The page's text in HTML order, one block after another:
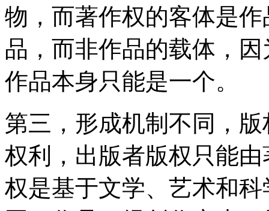
物，而著作权的客体是
品，而非作品的载体，
作品本身只能是一个。
第三，形成机制不同，
权利，出版者版权只能
权是基于文学、艺术和